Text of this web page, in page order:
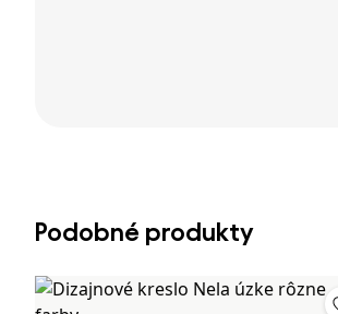
Podobné produkty